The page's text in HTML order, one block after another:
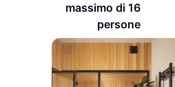
massimo di 16
persone